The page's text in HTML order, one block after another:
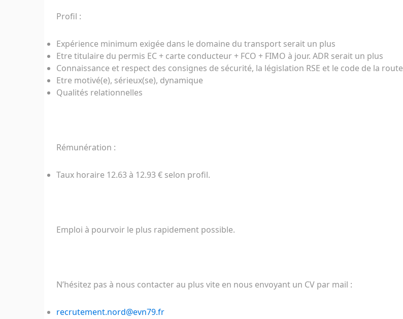
Profil :
Expérience minimum exigée dans le domaine du transport serait un plus
Etre titulaire du permis EC + carte conducteur + FCO + FIMO à jour. ADR serait un plus
Connaissance et respect des consignes de sécurité, la législation RSE et le code de la route
Etre motivé(e), sérieux(se), dynamique
Qualités relationnelles
Rémunération :
Taux horaire 12.63 à 12.93 € selon profil.
Emploi à pourvoir le plus rapidement possible.
N’hésitez pas à nous contacter au plus vite en nous envoyant un CV par mail :
recrutement.nord@evn79.fr